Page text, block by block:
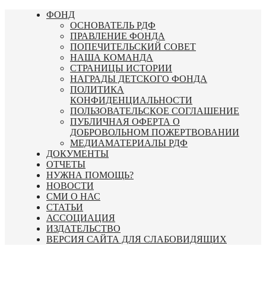
Перейти
ФОНД
ОСНОВАТЕЛЬ РДФ
ПРАВЛЕНИЕ ФОНДА
ПОПЕЧИТЕЛЬСКИЙ СОВЕТ
НАША КОМАНДА
СТРАНИЦЫ ИСТОРИИ
НАГРАДЫ ДЕТСКОГО ФОНДА
ПОЛИТИКА
КОНФИДЕНЦИАЛЬНОСТИ
ПОЛЬЗОВАТЕЛЬСКОЕ СОГЛАШЕНИЕ
ПУБЛИЧНАЯ ОФЕРТА О
ДОБРОВОЛЬНОМ ПОЖЕРТВОВАНИИ
МЕДИАМАТЕРИАЛЫ РДФ
ДОКУМЕНТЫ
ОТЧЕТЫ
НУЖНА ПОМОЩЬ?
НОВОСТИ
СМИ О НАС
СТАТЬИ
АССОЦИАЦИЯ
ИЗДАТЕЛЬСТВО
ВЕРСИЯ САЙТА ДЛЯ СЛАБОВИДЯЩИХ